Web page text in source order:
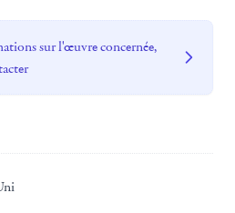
sur l'œuvre concernée,